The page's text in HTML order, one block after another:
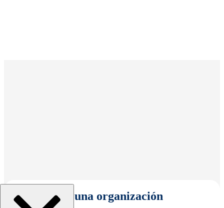
Seleccionar una organización